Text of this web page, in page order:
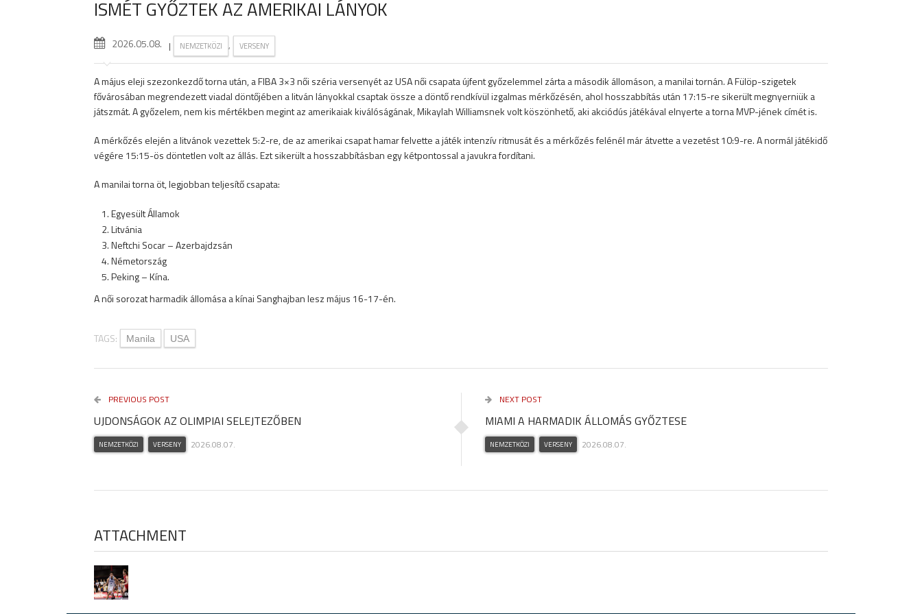
ISMÉT GYŐZTEK AZ AMERIKAI LÁNYOK
2026.05.08. | NEMZETKÖZI , VERSENY
A május eleji szezonkezdő torna után, a FIBA 3×3 női széria versenyét az USA női csapata újfent győzelemmel zárta a második állomáson, a manilai tornán. A Fülöp-szigetek
fővárosában megrendezett viadal döntőjében a litván lányokkal csaptak össze a döntő rendkívül izgalmas mérkőzésén, ahol hosszabbítás után 17:15-re sikerült megnyerniük a
játszmát. A győzelem, nem kis mértékben megint az amerikaiak kiválóságának, Mikaylah Williamsnek volt köszönhető, aki akciódús játékával elnyerte a torna MVP-jének címét is.
A mérkőzés elején a litvánok vezettek 5:2-re, de az amerikai csapat hamar felvette a játék intenzív ritmusát és a mérkőzés felénél már átvette a vezetést 10:9-re. A normál játékidő
végére 15:15-ös döntetlen volt az állás. Ezt sikerült a hosszabbításban egy kétpontossal a javukra fordítani.
A manilai torna öt, legjobban teljesítő csapata:
Egyesült Államok
Litvánia
Neftchi Socar – Azerbajdzsán
Németország
Peking – Kína.
A női sorozat harmadik állomása a kínai Sanghajban lesz május 16-17-én.
TAGS: Manila USA
PREVIOUS POST
UJDONSÁGOK AZ OLIMPIAI SELEJTEZŐBEN
NEMZETKÖZI VERSENY 2026.08.07.
NEXT POST
MIAMI A HARMADIK ÁLLOMÁS GYŐZTESE
NEMZETKÖZI VERSENY 2026.08.07.
ATTACHMENT